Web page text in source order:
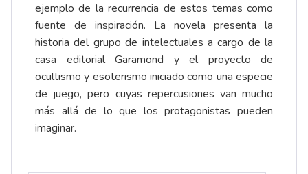
ejemplo de la recurrencia de estos temas como
fuente de inspiración. La novela presenta la
historia del grupo de intelectuales a cargo de la
casa editorial Garamond y el proyecto de
ocultismo y esoterismo iniciado como una especie
de juego, pero cuyas repercusiones van mucho
más allá de lo que los protagonistas pueden
imaginar.